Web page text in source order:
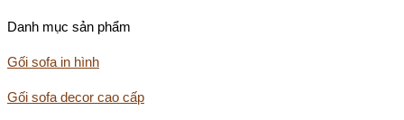
Danh mục sản phẩm
Gối sofa in hình
Gối sofa decor cao cấp